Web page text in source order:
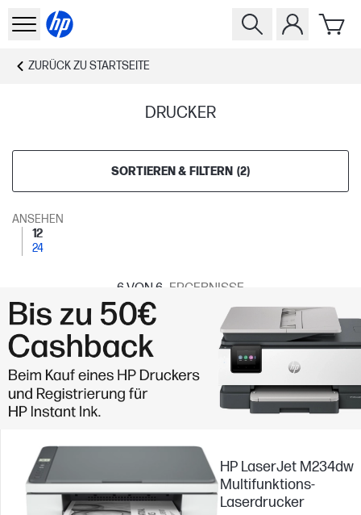
ZURÜCK ZU STARTSEITE
DRUCKER
SORTIEREN & FILTERN (2)
ANSEHEN
12
24
6 VON 6 ERGEBNISSE
HP LaserJet M234dw
Multifunktions-
Laserdrucker